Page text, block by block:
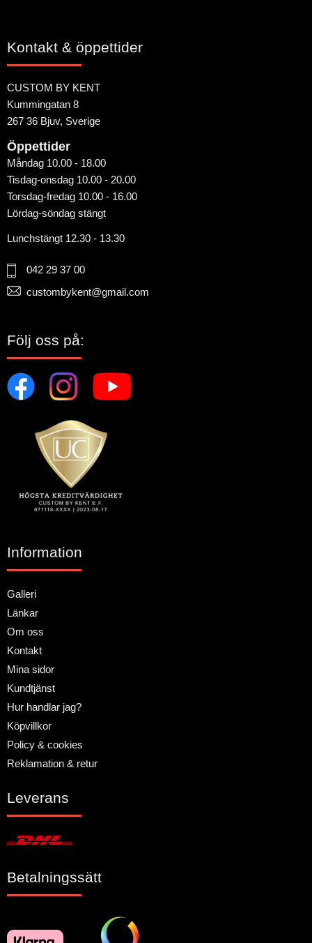
Kontakt & öppettider
CUSTOM BY KENT
Kummingatan 8
267 36 Bjuv, Sverige
Öppettider
Måndag 10.00 - 18.00
Tisdag-onsdag 10.00 - 20.00
Torsdag-fredag 10.00 - 16.00
Lördag-söndag stängt
Lunchstängt 12.30 - 13.30
042 29 37 00
custombykent@gmail.com
Följ oss på:
Information
Galleri
Länkar
Om oss
Kontakt
Mina sidor
Kundtjänst
Hur handlar jag?
Köpvillkor
Policy & cookies
Reklamation & retur
Leverans
Betalningssätt